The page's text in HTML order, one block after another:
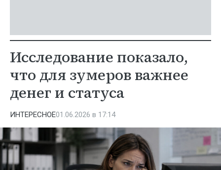
Исследование показало,
что для зумеров важнее
денег и статуса
ИНТЕРЕСНОЕ01.06.2026 в 17:14